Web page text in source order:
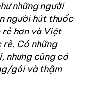
những người
người hút thuốc
hơn và Việt
Có những
nhưng cũng có
gói và thậm